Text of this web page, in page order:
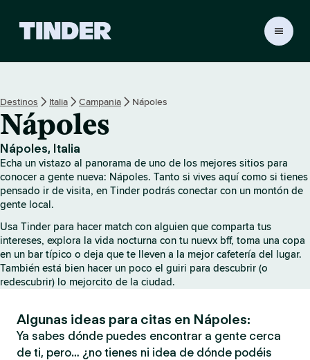
r
c
i
o
Destinos Italia Campania Nápoles
Nápoles
Nápoles, Italia
Echa un vistazo al panorama de uno de los mejores sitios para
conocer a gente nueva: Nápoles. Tanto si vives aquí como si tienes
pensado ir de visita, en Tinder podrás conectar con un montón de
gente local.
Usa Tinder para hacer match con alguien que comparta tus
intereses, explora la vida nocturna con tu nuevx bff, toma una copa
en un bar típico o deja que te lleven a la mejor cafetería del lugar.
También está bien hacer un poco el guiri para descubrir (o
redescubrir) lo mejorcito de la ciudad.
Algunas ideas para citas en Nápoles:
Ya sabes dónde puedes encontrar a gente cerca
de ti, pero… ¿no tienes ni idea de dónde podéis